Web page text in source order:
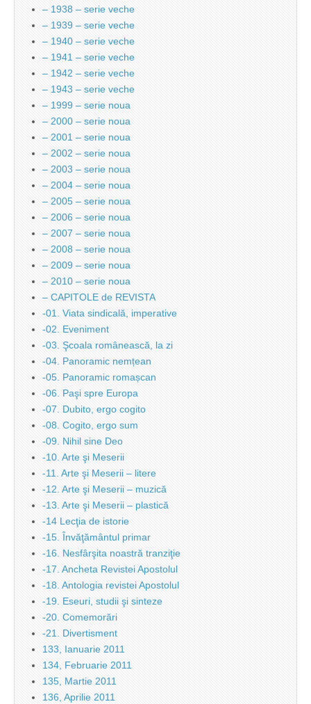
– 1938 – serie veche
– 1939 – serie veche
– 1940 – serie veche
– 1941 – serie veche
– 1942 – serie veche
– 1943 – serie veche
– 1999 – serie noua
– 2000 – serie noua
– 2001 – serie noua
– 2002 – serie noua
– 2003 – serie noua
– 2004 – serie noua
– 2005 – serie noua
– 2006 – serie noua
– 2007 – serie noua
– 2008 – serie noua
– 2009 – serie noua
– 2010 – serie noua
– CAPITOLE de REVISTA
-01. Viata sindicală, imperative
-02. Eveniment
-03. Şcoala românească, la zi
-04. Panoramic nemțean
-05. Panoramic romașcan
-06. Paşi spre Europa
-07. Dubito, ergo cogito
-08. Cogito, ergo sum
-09. Nihil sine Deo
-10. Arte şi Meserii
-11. Arte şi Meserii – litere
-12. Arte şi Meserii – muzică
-13. Arte şi Meserii – plastică
-14 Lecţia de istorie
-15. Învăţământul primar
-16. Nesfârşita noastră tranziţie
-17. Ancheta Revistei Apostolul
-18. Antologia revistei Apostolul
-19. Eseuri, studii şi sinteze
-20. Comemorări
-21. Divertisment
133, Ianuarie 2011
134, Februarie 2011
135, Martie 2011
136, Aprilie 2011